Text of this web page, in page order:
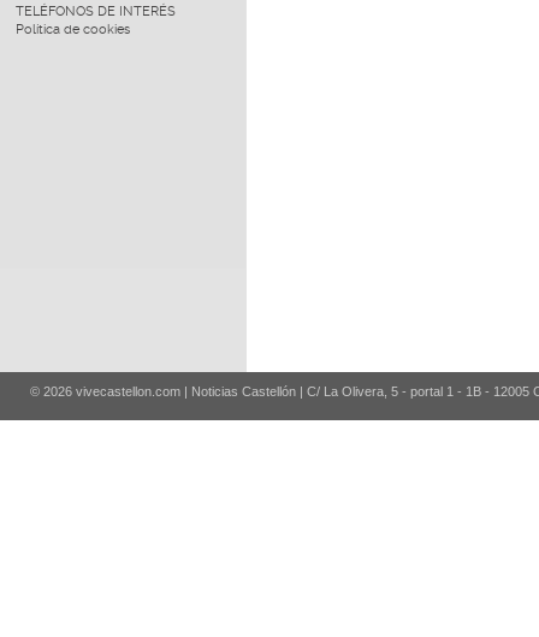
TELÉFONOS DE INTERÉS
Política de cookies
© 2026 vivecastellon.com | Noticias Castellón | C/ La Olivera, 5 - portal 1 - 1B - 12005